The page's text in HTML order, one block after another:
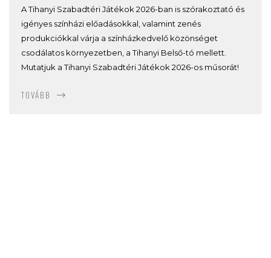
A Tihanyi Szabadtéri Játékok 2026-ban is szórakoztató és
igényes színházi előadásokkal, valamint zenés
produkciókkal várja a színházkedvelő közönséget
csodálatos környezetben, a Tihanyi Belső-tó mellett.
Mutatjuk a Tihanyi Szabadtéri Játékok 2026-os műsorát!
TOVÁBB